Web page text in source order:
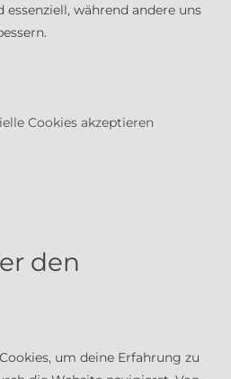
während andere uns
Cookies akzeptieren
den
um deine Erfahrung zu